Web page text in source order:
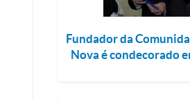
Fundador da
Nova é condecorado